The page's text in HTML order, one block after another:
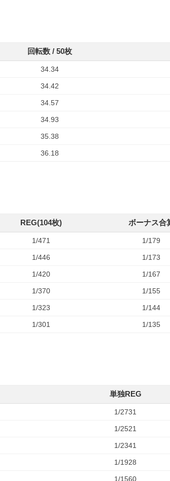
回転数 / 50枚
34.34
34.42
34.57
34.93
35.38
36.18
REG(104枚) ボーナス合
1/471 1/179
1/446 1/173
1/420 1/167
1/370 1/155
1/323 1/144
1/301 1/135
単独REG
1/2731
1/2521
1/2341
1/1928
1/1560